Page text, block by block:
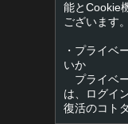
能とCookie
ございます。
・プライベ
いか
プライベ
は、ログイ
復活のコト